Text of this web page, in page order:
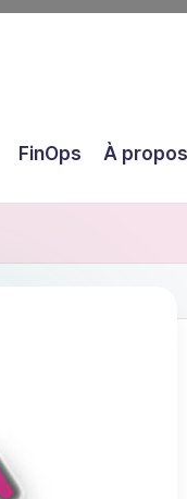
FinOps À